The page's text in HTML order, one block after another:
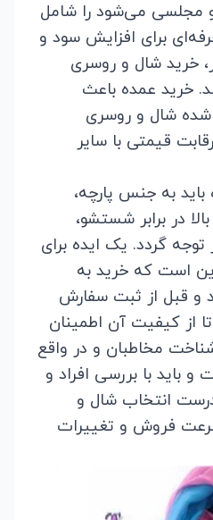
و مجلسی می‌شود را شامل
برای افزایش سود و
خرید شال و روسری
خرید عمده باعث
شال و روسری
قیمتی با سایر
به جنس پارچه،
در برابر شستشو،
گردد. یک ایده برای
است که خرید به
و قبل از ثبت سفارش
از کیفیت آن اطمینان
مخاطبان و در واقع
باید با بررسی افراد و
انتخاب شال و
فروش و تغییرات